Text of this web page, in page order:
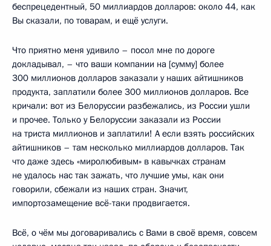
беспрецедентный, 50 миллиардов долларов: около 44, как
Вы сказали, по товарам, и ещё услуги.
Что приятно меня удивило – посол мне по дороге
докладывал, – что ваши компании на [сумму] более
300 миллионов долларов заказали у наших айтишников
продукта, заплатили более 300 миллионов долларов. Все
кричали: вот из Белоруссии разбежались, из России ушли
и прочее. Только у Белоруссии заказали из России
на триста миллионов и заплатили! А если взять российских
айтишников – там несколько миллиардов долларов. Так
что даже здесь «миролюбивым» в кавычках странам
не удалось нас так зажать, что лучшие умы, как они
говорили, сбежали из наших стран. Значит,
импортозамещение всё-таки продвигается.
Всё, о чём мы договаривались с Вами в своё время, совсем